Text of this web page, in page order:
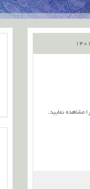
مشاهده نمایید.